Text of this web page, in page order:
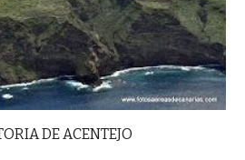
DE ACENTEJO